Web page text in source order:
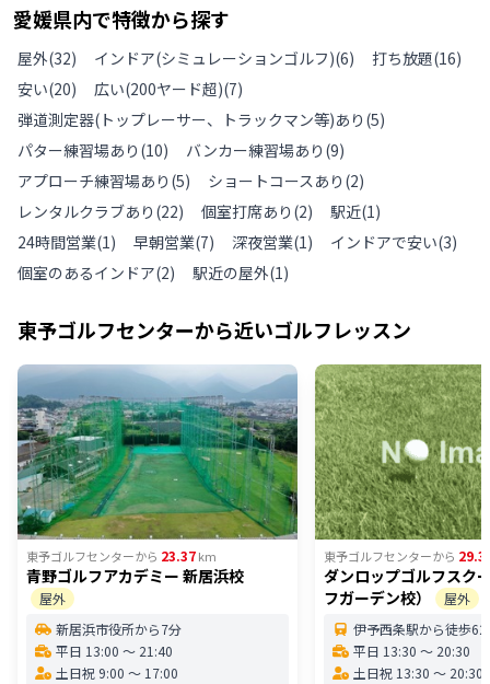
愛媛県内で特徴から探す
屋外(32) インドア(シミュレーションゴルフ)(6) 打ち放題(16)
安い(20) 広い(200ヤード超)(7)
弾道測定器(トップレーサー、トラックマン等)あり (5)
パター練習場あり (10) バンカー練習場あり (9)
アプローチ練習場あり (5) ショートコースあり (2)
レンタルクラブあり (22) 個室打席あり (2) 駅近(1)
24時間営業(1) 早朝営業(7) 深夜営業(1) インドアで安い(3)
個室のあるインドア(2) 駅近の屋外(1)
東予ゴルフセンターから近いゴルフレッスン
東予ゴルフセンターから 23.37km
青野ゴルフアカデミー 新居浜校
屋外
新居浜市役所から7分
平日 13:00 〜 21:40
土日祝 9:00 〜 17:00
東予ゴルフセンターから
ダンロップゴルフスク
フガーデン校）
屋外
伊予西条駅から徒歩62
平日 13:30 〜 20:30
土日祝 13:30 〜 20:30